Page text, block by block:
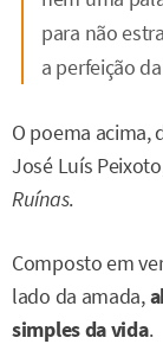
para não
a perfeição
O poema acima,
José Luís
Ruínas.
Composto em
lado da amada,
simples da vida.